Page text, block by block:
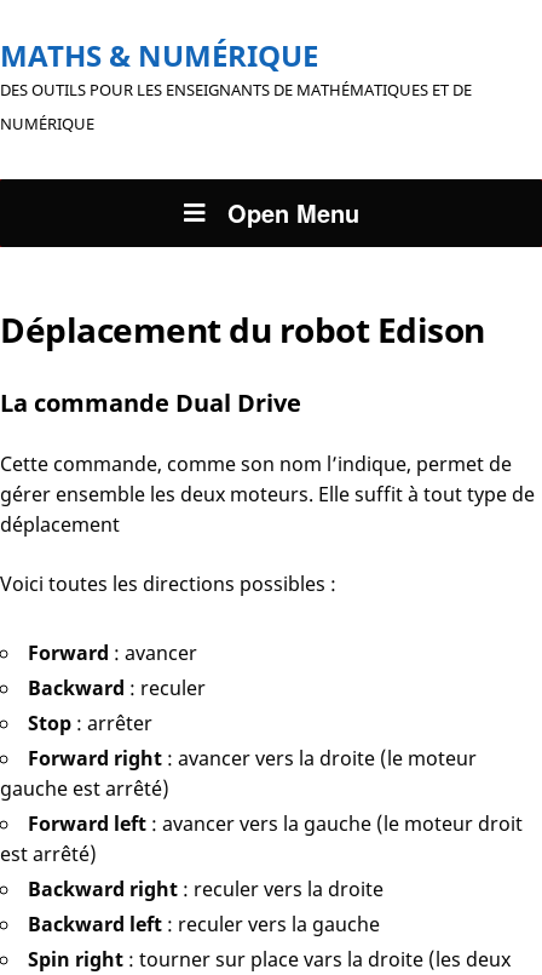
MATHS & NUMÉRIQUE
DES OUTILS POUR LES ENSEIGNANTS DE MATHÉMATIQUES ET DE
NUMÉRIQUE
Open Menu
Déplacement du robot Edison
La commande Dual Drive
Cette commande, comme son nom l’indique, permet de
gérer ensemble les deux moteurs. Elle suffit à tout type de
déplacement
Voici toutes les directions possibles :
Forward : avancer
Backward : reculer
Stop : arrêter
Forward right : avancer vers la droite (le moteur
gauche est arrêté)
Forward left : avancer vers la gauche (le moteur droit
est arrêté)
Backward right : reculer vers la droite
Backward left : reculer vers la gauche
Spin right : tourner sur place vars la droite (les deux